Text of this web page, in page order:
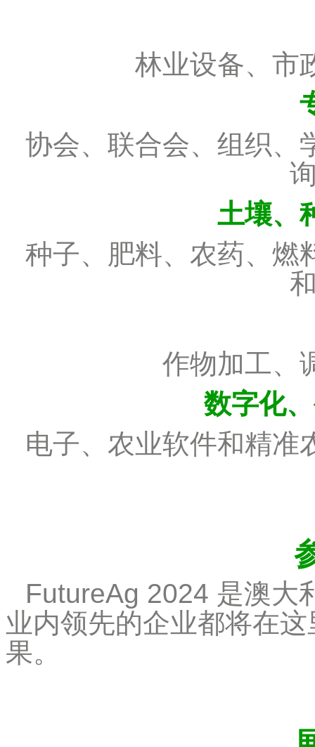
林业设备、市
协会、联合会、组织、
土壤、
种子、肥料、农药、燃
作物加工、
数字化
电子、农业软件和精准
FutureAg 2024 是澳大
业内领先的企业都将在
果。